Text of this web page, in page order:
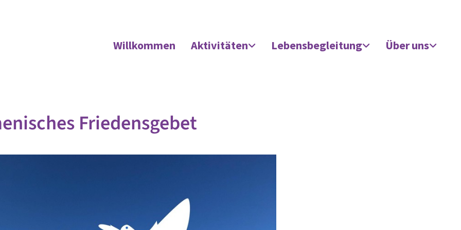
Willkommen Aktivitäten Lebensbegleitung Über uns
Friedensgebet